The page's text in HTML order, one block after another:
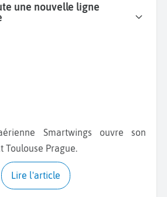
une nouvelle ligne
Toulouse Prague.
Lire l'article